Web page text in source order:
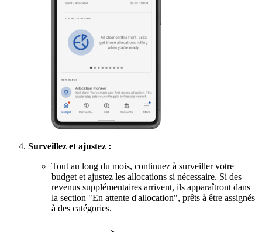
Surveillez et ajustez :
Tout au long du mois, continuez à surveiller votre
budget et ajustez les allocations si nécessaire. Si des
revenus supplémentaires arrivent, ils apparaîtront dans
la section "En attente d'allocation", prêts à être assignés
à des catégories.